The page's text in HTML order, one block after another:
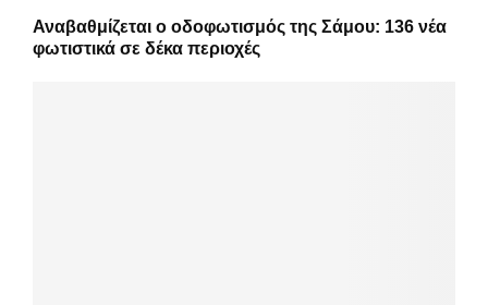
Αναβαθμίζεται ο οδοφωτισμός της Σάμου: 136 νέα
φωτιστικά σε δέκα περιοχές